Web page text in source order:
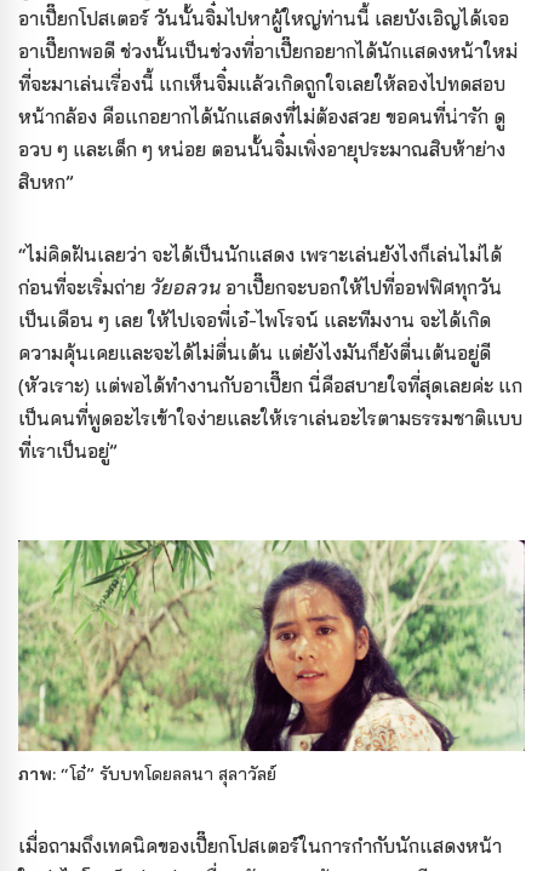
อาเปี๊ยกโปสเตอร์ วันนั้นจิ๋มไปหาผู้ใหญ่ท่านนี้ เลยบังเอิญได้เจอ
อาเปี๊ยกพอดี ช่วงนั้นเป็นช่วงที่อาเปี๊ยกอยากได้นักแสดงหน้าใหม่
ที่จะมาเล่นเรื่องนี้ แกเห็นจิ๋มแล้วเกิดถูกใจเลยให้ลองไปทดสอบ
หน้ากล้อง คือแกอยากได้นักแสดงที่ไม่ต้องสวย ขอคนที่น่ารัก ดู
อวบ ๆ และเด็ก ๆ หน่อย ตอนนั้นจิ๋มเพิ่งอายุประมาณสิบห้าย่าง
สิบหก”
“ไม่คิดฝันเลยว่า จะได้เป็นนักแสดง เพราะเล่นยังไงก็เล่นไม่ได้
ก่อนที่จะเริ่มถ่าย วัยอลวน อาเปี๊ยกจะบอกให้ไปที่ออฟฟิศทุกวัน
เป็นเดือน ๆ เลย ให้ไปเจอพี่เอ๋-ไพโรจน์ และทีมงาน จะได้เกิด
ความคุ้นเคยและจะได้ไม่ตื่นเต้น แต่ยังไงมันก็ยังตื่นเต้นอยู่ดี
(หัวเราะ) แต่พอได้ทำงานกับอาเปี๊ยก นี่คือสบายใจที่สุดเลยค่ะ แก
เป็นคนที่พูดอะไรเข้าใจง่ายและให้เราเล่นอะไรตามธรรมชาติแบบ
ที่เราเป็นอยู่”
ภาพ: “โอ๋” รับบทโดยลลนา สุลาวัลย์
เมื่อถามถึงเทคนิคของเปี๊ยกโปสเตอร์ในการกำกับนักแสดงหน้า